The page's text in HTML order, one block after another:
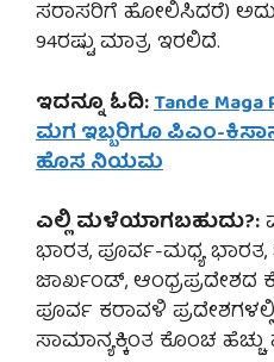
ಸರಾಸರಿಗೆ ಹೋಲಿಸಿದರೆ)
94ರಷ್ಟು ಮಾತ್ರ ಇರಲಿದೆ.
ಇದನ್ನೂ ಓದಿ:Tande
ಮಗ ಇಬ್ಬರಿಗೂ ಪಿಎಂ-
ಹೊಸ ನಿಯಮ
ಎಲ್ಲಿ ಮಳೆಯಾಗಬಹುದು?:
ಭಾರತ, ಪೂರ್ವ-ಮಧ್ಯ ಭಾರತ,
ಜಾರ್ಖಂಡ್, ಆಂಧ್ರಪ್ರದೇಶದ
ಪೂರ್ವ ಕರಾವಳಿ
ಸಾಮಾನ್ಯಕ್ಕಿಂತ ಕೊಂಚ